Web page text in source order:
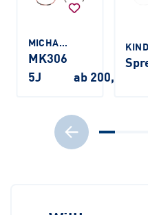
MICHAEL KORS
MK306
5J
ab 200,00 €
KIND